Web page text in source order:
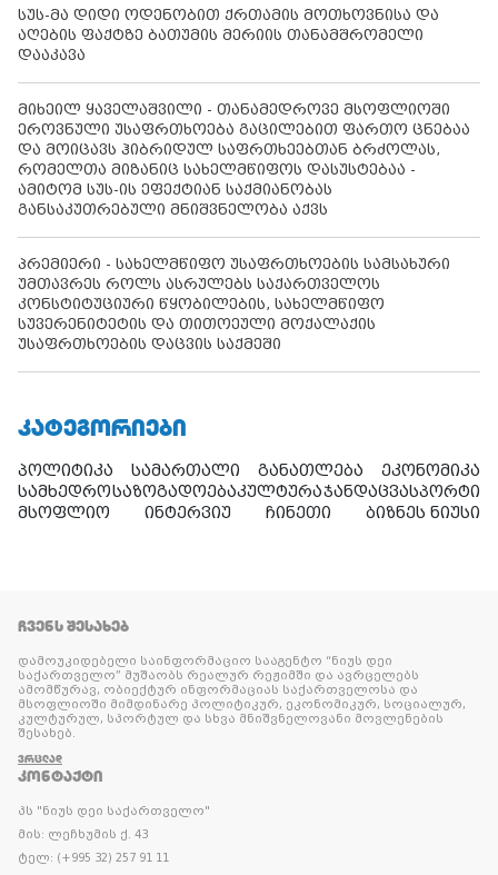
სუს-მა დიდი ოდენობით ქრთამის მოთხოვნისა და
აღების ფაქტზე ბათუმის მერიის თანამშრომელი
დააკავა
მიხეილ ყაველაშვილი - თანამედროვე მსოფლიოში
ეროვნული უსაფრთხოება გაცილებით ფართო ცნებაა
და მოიცავს ჰიბრიდულ საფრთხეებთან ბრძოლას,
რომელთა მიზანიც სახელმწიფოს დასუსტებაა -
ამიტომ სუს-ის ეფექტიან საქმიანობას
განსაკუთრებული მნიშვნელობა აქვს
პრემიერი - სახელმწიფო უსაფრთხოების სამსახური
უმთავრეს როლს ასრულებს საქართველოს
კონსტიტუციური წყობილების, სახელმწიფო
სუვერენიტეტის და თითოეული მოქალაქის
უსაფრთხოების დაცვის საქმეში
ᲙᲐᲢᲔᲒᲝᲠᲘᲔᲑᲘ
პოლიტიკა სამართალი განათლება
ეკონომიკა
სამხედროსაზოგადოებაკულტურაჯანდაცვასპორტი
მსოფლიო
ინტერვიუ ჩინეთი ბიზნეს ნიუსი
ᲩᲕᲔᲜᲡ ᲨᲔᲡᲐᲮᲔᲑ
დამოუკიდებელი საინფორმაციო სააგენტო “ნიუს დეი
საქართველო” მუშაობს რეალურ რეჟიმში და ავრცელებს
ამომწურავ, ობიექტურ ინფორმაციას საქართველოსა და
მსოფლიოში მიმდინარე პოლიტიკურ, ეკონომიკურ, სოციალურ,
კულტურულ, სპორტულ და სხვა მნიშვნელოვანი მოვლენების
შესახებ.
ᲕᲠᲪᲚᲐᲓ
ᲙᲝᲜᲢᲐᲥᲢᲘ
პს "ნიუს დეი საქართველო"
მის: ლეჩხუმის ქ. 43
ტელ: (+995 32) 257 91 11